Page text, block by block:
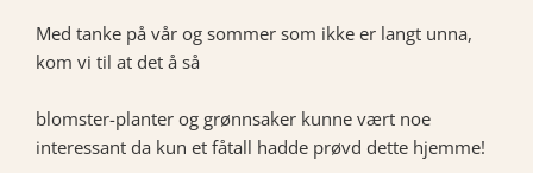
Med tanke på vår og sommer som ikke er langt unna,
kom vi til at det å så
blomster-planter og grønnsaker kunne vært noe
interessant da kun et fåtall hadde prøvd dette hjemme!